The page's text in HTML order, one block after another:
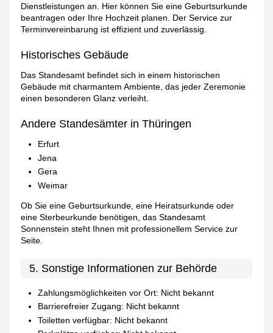
Dienstleistungen an. Hier können Sie eine Geburtsurkunde
beantragen oder Ihre Hochzeit planen. Der Service zur
Terminvereinbarung ist effizient und zuverlässig.
Historisches Gebäude
Das Standesamt befindet sich in einem historischen
Gebäude mit charmantem Ambiente, das jeder Zeremonie
einen besonderen Glanz verleiht.
Andere Standesämter in Thüringen
Erfurt
Jena
Gera
Weimar
Ob Sie eine Geburtsurkunde, eine Heiratsurkunde oder
eine Sterbeurkunde benötigen, das Standesamt
Sonnenstein steht Ihnen mit professionellem Service zur
Seite.
5. Sonstige Informationen zur Behörde
Zahlungsmöglichkeiten vor Ort: Nicht bekannt
Barrierefreier Zugang: Nicht bekannt
Toiletten verfügbar: Nicht bekannt